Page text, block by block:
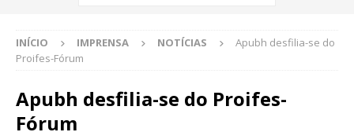
INÍCIO IMPRENSA NOTÍCIAS
Apubh desfilia-se do
Proifes-Fórum
Apubh desfilia-se do Proifes-
Fórum